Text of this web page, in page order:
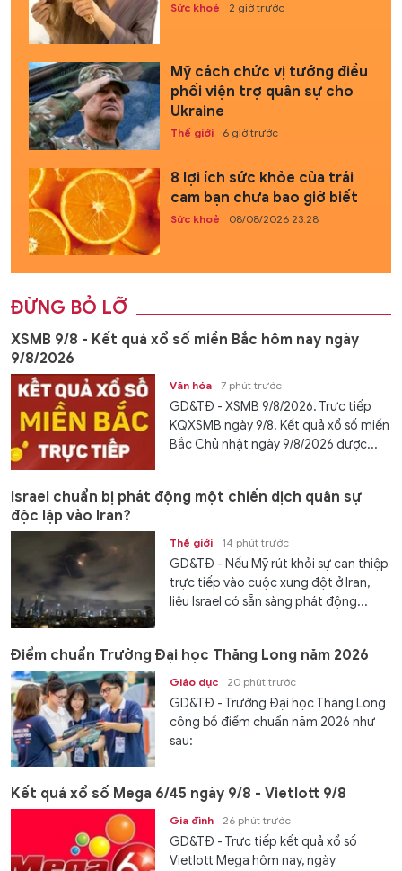
Sức khoẻ 2 giờ trước
Mỹ cách chức vị tướng điều
phối viện trợ quân sự cho
Ukraine
Thế giới 6 giờ trước
8 lợi ích sức khỏe của trái
cam bạn chưa bao giờ biết
Sức khoẻ 08/08/2026 23:28
ĐỪNG BỎ LỠ
XSMB 9/8 - Kết quả xổ số miền Bắc hôm nay ngày
9/8/2026
Văn hóa 7 phút trước
GD&TĐ - XSMB 9/8/2026. Trực tiếp
KQXSMB ngày 9/8. Kết quả xổ số miền
Bắc Chủ nhật ngày 9/8/2026 được...
Israel chuẩn bị phát động một chiến dịch quân sự
độc lập vào Iran?
Thế giới 14 phút trước
GD&TĐ - Nếu Mỹ rút khỏi sự can thiệp
trực tiếp vào cuộc xung đột ở Iran,
liệu Israel có sẵn sàng phát động...
Điểm chuẩn Trường Đại học Thăng Long năm 2026
Giáo dục 20 phút trước
GD&TĐ - Trường Đại học Thăng Long
công bố điểm chuẩn năm 2026 như
sau:
Kết quả xổ số Mega 6/45 ngày 9/8 - Vietlott 9/8
Gia đình 26 phút trước
GD&TĐ - Trực tiếp kết quả xổ số
Vietlott Mega hôm nay, ngày